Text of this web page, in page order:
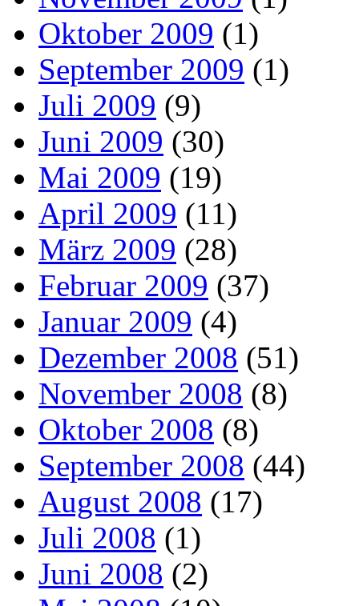
Oktober 2009 (1)
September 2009 (1)
Juli 2009 (9)
Juni 2009 (30)
Mai 2009 (19)
April 2009 (11)
März 2009 (28)
Februar 2009 (37)
Januar 2009 (4)
Dezember 2008 (51)
November 2008 (8)
Oktober 2008 (8)
September 2008 (44)
August 2008 (17)
Juli 2008 (1)
Juni 2008 (2)